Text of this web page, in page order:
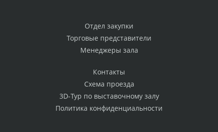
Отдел закупки
Торговые представители
Менеджеры зала
Контакты
Схема проезда
3D-Тур по выставочному залу
Политика конфиденциальности